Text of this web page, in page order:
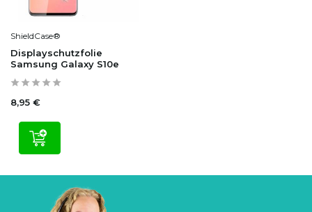
ShieldCase®
Displayschutzfolie
Samsung Galaxy S10e
8,95 €